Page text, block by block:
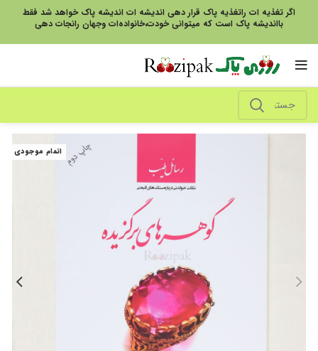
اگر تغذیه ات راتغذیه پاک قرار دهی اندیشه ات اندیشه پاک خواهد شد فقط
بااندیشه پاک است که میتوانی خودت،خانواده‌ات وجهان رانجات دهی
اتمام موجودی